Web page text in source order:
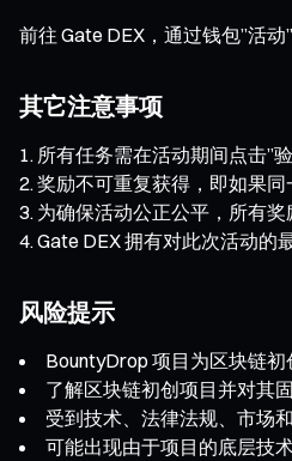
前往 Gate DEX，通过钱包”活动
其它注意事项
所有任务需在活动期间点击”
奖励不可重复获得，即如果
为确保活动公正公平，所有
Gate DEX 拥有对此次活动的
风险提示
BountyDrop 项目为区块链
了解区块链初创项目并对其
受到技术、法律法规、市场
可能出现由于项目的底层技